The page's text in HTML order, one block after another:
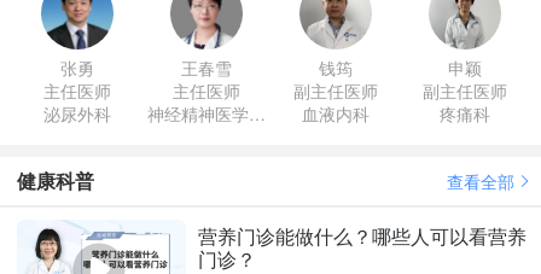
张勇
主任医师
泌尿外科
王春雪
主任医师
神经精神医学与
钱筠
副主任医师
血液内科
申颖
副主任医师
疼痛科
健康科普 查看全部
营养门诊能做什么？哪些人可以看营养
门诊？